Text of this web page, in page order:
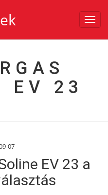
EV 23
07
EV 23 a